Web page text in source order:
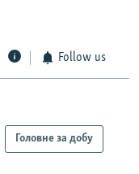
Follow us
Головне за добу